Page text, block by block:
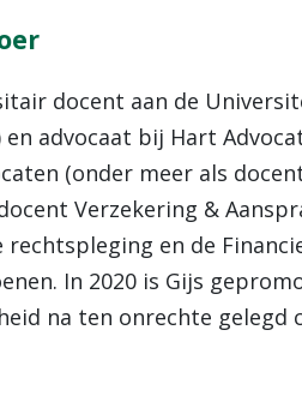
docent aan de
advocaat bij Hart
(onder meer als
Verzekering &
en de
In 2020 is Gijs
na ten onrechte gelegd